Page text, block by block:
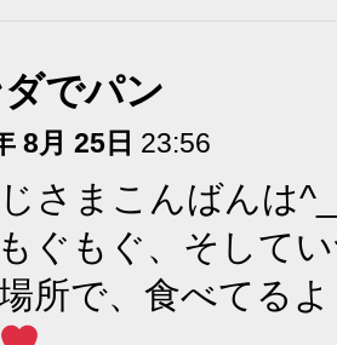
でパン
8月 25日 23:56
さまこんばんは
ぐもぐ、そして
所で、食べてる